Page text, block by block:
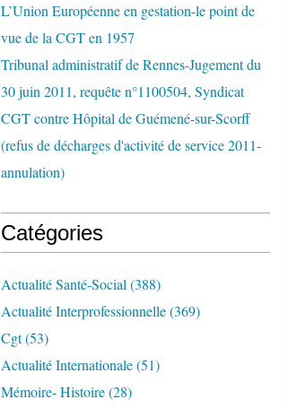
L’Union Européenne en gestation-le point de
vue de la CGT en 1957
Tribunal administratif de Rennes-Jugement du
30 juin 2011, requête n°1100504, Syndicat
CGT contre Hôpital de Guémené-sur-Scorff
(refus de décharges d'activité de service 2011-
annulation)
Catégories
Actualité Santé-Social (388)
Actualité Interprofessionnelle(369)
Cgt(53)
Actualité Internationale(51)
Mémoire- Histoire(28)